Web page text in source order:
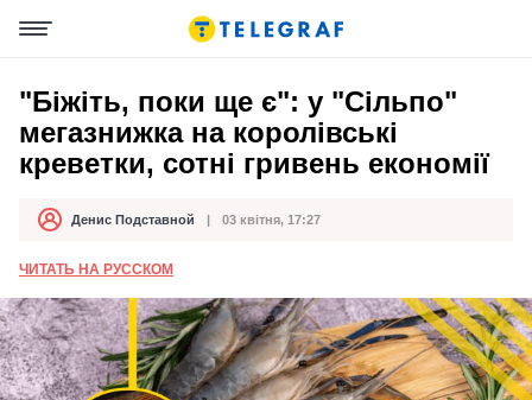
"Біжіть, поки ще є": у "Сільпо"
мегазнижка на королівські
креветки, сотні гривень економії
АвторДенис Подставной
Дата публікації 03 квітня, 17:27
ЧИТАТЬ НА РУССКОМ